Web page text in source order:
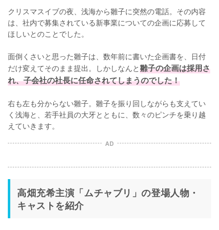
クリスマスイブの夜、浅海から雛子に突然の電話。その内容
は、社内で募集されている新事業についての企画に応募して
ほしいとのことでした。
面倒くさいと思った雛子は、数年前に書いた企画書を、日付
だけ変えてそのまま提出。しかしなんと雛子の企画は採用さ
れ、子会社の社長に任命されてしまうのでした！
右も左も分からない雛子。雛子を振り回しながらも支えてい
く浅海と、若手社員の大牙とともに、数々のピンチを乗り越
えていきます。
AD
高畑充希主演「ムチャブリ」の登場人物・
キャストを紹介